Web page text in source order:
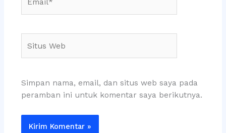
Web
Simpan nama, email, dan situs web saya pada
peramban ini untuk komentar saya berikutnya.